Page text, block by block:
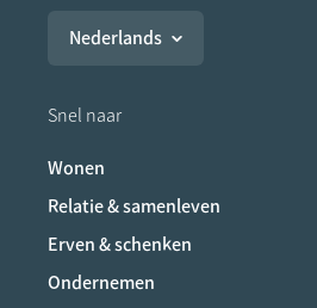
Nederlands
Snel naar
Wonen
Relatie & samenleven
Erven & schenken
Ondernemen